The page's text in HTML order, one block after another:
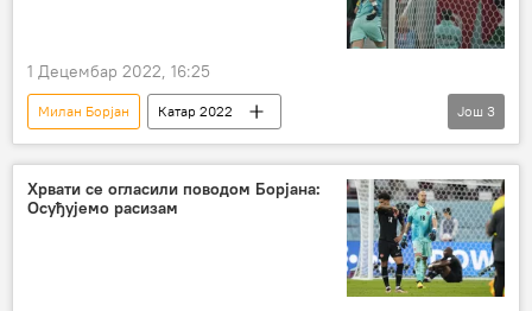
1 Децембар 2022, 16:25
Милан Борјан
Катар 2022
Катар 2022 – мултимедија
Спорт
Фудбал
Још 3
Хрвати се огласили поводом Борјана:
Осуђујемо расизам